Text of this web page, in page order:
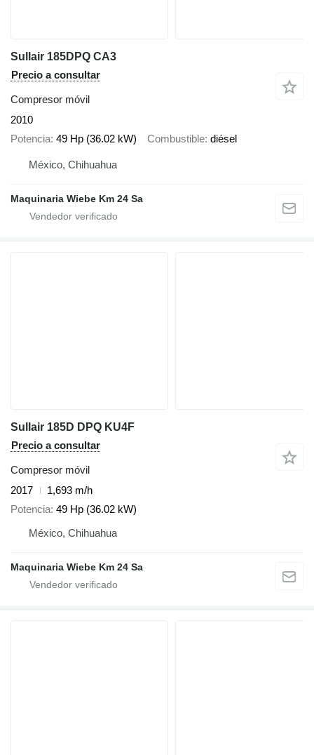
Sullair 185DPQ CA3
Precio a consultar
Compresor móvil
2010
Potencia 49 Hp (36.02 kW) Combustible diésel
México, Chihuahua
Maquinaria Wiebe Km 24 Sa
Sullair 185D DPQ KU4F
Precio a consultar
Compresor móvil
2017
1,693 m/h
Potencia 49 Hp (36.02 kW)
México, Chihuahua
Maquinaria Wiebe Km 24 Sa